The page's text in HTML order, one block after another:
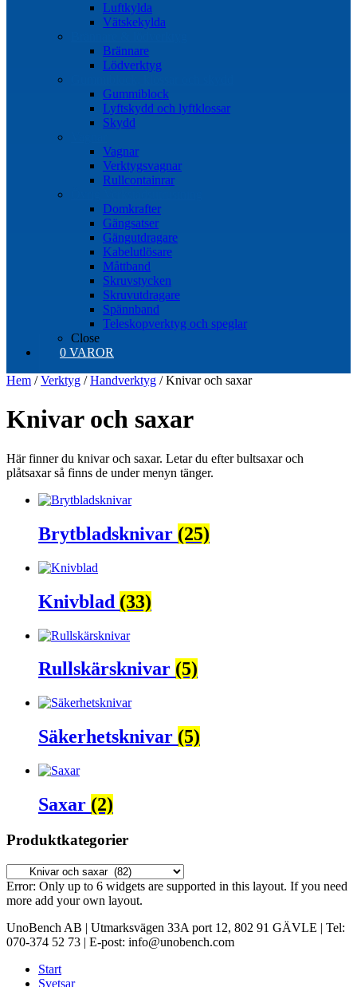
Luftkylda
Vätskekylda
Brännare
Lödverktyg
Gummiblock
Lyftskydd och lyftklossar
Skydd
Vagnar
Verktygsvagnar
Rullcontainrar
Domkrafter
Gängsatser
Gängutdragare
Kabelutlösare
Måttband
Skruvstycken
Skruvutdragare
Spännband
Teleskopverktyg och speglar
Close
0 VAROR
Hem /Verktyg /Handverktyg / Knivar och saxar
Knivar och saxar
Här finner du knivar och saxar. Letar du efter bultsaxar och
plåtsaxar så finns de under menyn tänger.
Brytbladsknivar (25)
Knivblad (33)
Rullskärsknivar (5)
Säkerhetsknivar (5)
Saxar (2)
Produktkategorier
Error: Only up to 6 widgets are supported in this layout. If you need
more add your own layout.
UnoBench AB | Utmarksvägen 33A port 12, 802 91 GÄVLE | Tel:
070-374 52 73 | E-post: info@unobench.com
Start
Svetsar